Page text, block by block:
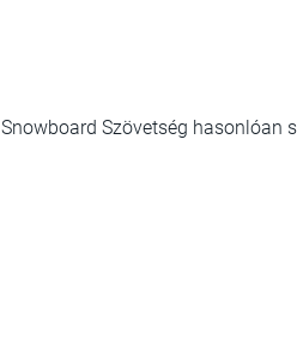
Szövetség hasonlóan